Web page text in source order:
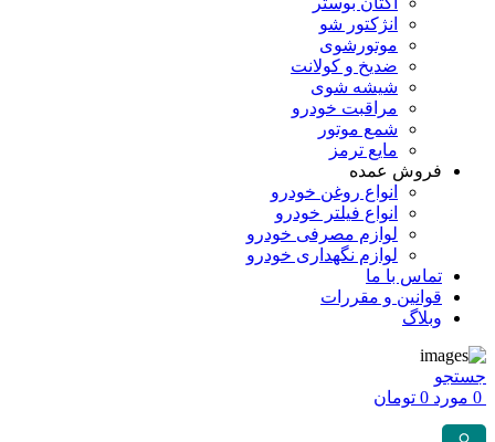
انژکتور شو
موتورشوی
ضدیخ و کولانت
شیشه شوی
مراقبت خودرو
شمع موتور
مایع ترمز
فروش عمده
انواع روغن خودرو
انواع فیلتر خودرو
لوازم مصرفی خودرو
لوازم نگهداری خودرو
تماس با ما
قوانین و مقررات
وبلاگ
جستجو
0 مورد 0 تومان